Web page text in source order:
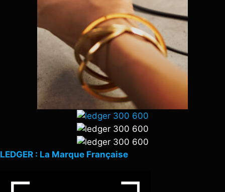
LEDGER : La Marque Française